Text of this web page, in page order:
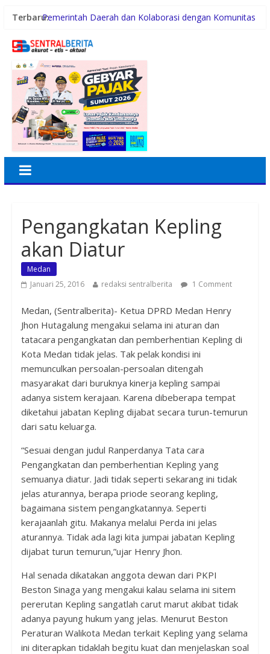
Terbaru:Pemerintah Daerah dan Kolaborasi dengan Komunitas
Pencurian Rumah Kosong
Turunkan Kemiskinan dan Pengangguran
Kunker ke Tapteng, Kapolda Sumut Letakkan Batu
Pertama Pembangunan Rusun Polres Tapanuli Tengah
Konsumsi Sabu di Kabin Truk, Supir Tangki Asal Aceh
Diamankan Sat Intelkam Polres Sergai
Pengangkatan Kepling
akan Diatur
Medan
Januari 25, 2016
redaksi sentralberita 1 Comment
Medan, (Sentralberita)- Ketua DPRD Medan Henry
Jhon Hutagalung mengakui selama ini aturan dan
tatacara pengangkatan dan pemberhentian Kepling di
Kota Medan tidak jelas. Tak pelak kondisi ini
memunculkan persoalan-persoalan ditengah
masyarakat dari buruknya kinerja kepling sampai
adanya sistem kerajaan. Karena dibeberapa tempat
diketahui jabatan Kepling dijabat secara turun-temurun
dari satu keluarga.
“Sesuai dengan judul Ranperdanya Tata cara
Pengangkatan dan pemberhentian Kepling yang
semuanya diatur. Jadi tidak seperti sekarang ini tidak
jelas aturannya, berapa priode seorang kepling,
bagaimana sistem pengangkatannya. Seperti
kerajaanlah gitu. Makanya melalui Perda ini jelas
aturannya. Tidak ada lagi kita jumpai jabatan Kepling
dijabat turun temurun,”ujar Henry Jhon.
Hal senada dikatakan anggota dewan dari PKPI
Beston Sinaga yang mengakui kalau selama ini sitem
pererutan Kepling sangatlah carut marut akibat tidak
adanya payung hukum yang jelas. Menurut Beston
Peraturan Walikota Medan terkait Kepling yang selama
ini diterapkan tidaklah begitu kuat dan menjelaskan soal